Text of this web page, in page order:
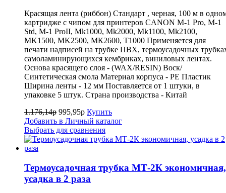
Красящая лента (риббон) Стандарт , черная, 100 м в
картридже с чипом для принтеров CANON M-1 Pro, M-1
Std, M-1 ProII, Mk1000, Mk2000, Mk1100, Mk2100,
MK1500, MK2500, МК2600, Т1000 Применяется для
печати надписей на трубке ПВХ, термоусадочных
самоламинирующихся кембриках, виниловых лентах.
Основа красящего слоя - (WAX/RESIN) Воск/
Синтетическая смола Материал корпуса - PE Пластик
Ширина ленты - 12 мм Поставляется от 1 штуки, в
упаковке 5 штук. Страна производства - Китай
1.176,14р 995,95р Купить
Добавить в Личный каталог
Выбрать для сравнения
Термоусадочная трубка МТ-2К экономичная,
усадка в 2 раза